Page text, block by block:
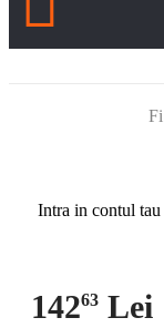
Intra in contul tau
14263 Lei